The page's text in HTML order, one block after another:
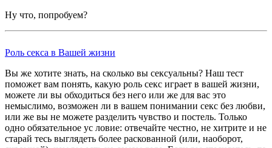
Ну что, попробуем?
Роль секса в Вашей жизни
Вы же хотите знать, на сколько вы сексуальны? Наш тест
поможет вам понять, какую роль секс играет в вашей жизни,
можете ли вы обходиться без него или же для вас это
немыслимо, возможен ли в вашем понимании секс без любви,
или же вы не можете разделить чувство и постель. Только
одно обязательное ус ловие: отвечайте честно, не хитрите и не
старай тесь выглядеть более раскованной (или, наоборот,